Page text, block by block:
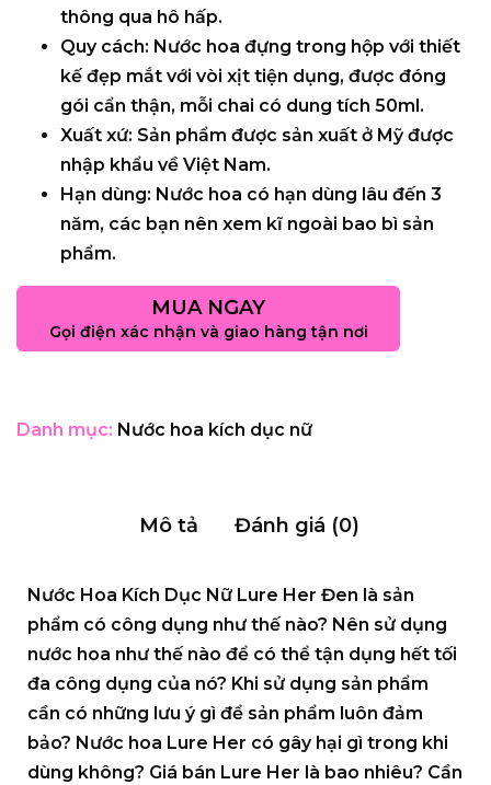
thông qua hô hấp.
Quy cách: Nước hoa đựng trong hộp với thiết
kế đẹp mắt với vòi xịt tiện dụng, được đóng
gói cẩn thận, mỗi chai có dung tích 50ml.
Xuất xứ: Sản phẩm được sản xuất ở Mỹ được
nhập khẩu về Việt Nam.
Hạn dùng: Nước hoa có hạn dùng lâu đến 3
năm, các bạn nên xem kĩ ngoài bao bì sản
phẩm.
MUA NGAY
Gọi điện xác nhận và giao hàng tận nơi
Danh mục: Nước hoa kích dục nữ
Mô tả Đánh giá (0)
Nước Hoa Kích Dục Nữ Lure Her Đen là sản
phẩm có công dụng như thế nào? Nên sử dụng
nước hoa như thế nào để có thể tận dụng hết tối
đa công dụng của nó? Khi sử dụng sản phẩm
cần có những lưu ý gì để sản phẩm luôn đảm
bảo? Nước hoa Lure Her có gây hại gì trong khi
dùng không? Giá bán Lure Her là bao nhiêu? Cần